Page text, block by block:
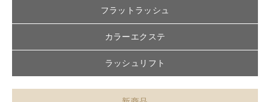
フラットラッシュ
カラーエクステ
ラッシュリフト